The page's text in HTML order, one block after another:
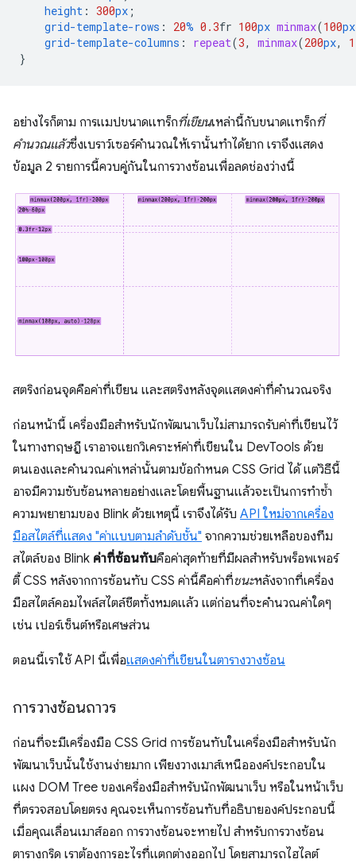
height : 300px ;
grid-template-rows : 20% 0.3fr 100px minmax(100px
grid-template-columns : repeat(3, minmax(200px, 1
}
อย่างไรก็ตาม การแมปขนาดแทร็กที่เขียนเหล่านี้กับขนาดแทร็กที่
คำนวณแล้วซึ่งเบราว์เซอร์คำนวณให้เรานั้นทำได้ยาก เราจึงแสดง
ข้อมูล 2 รายการนี้ควบคู่กันในการวางซ้อนเพื่อลดช่องว่างนี้
สตริงก่อนจุดคือค่าที่เขียน และสตริงหลังจุดแสดงค่าที่คำนวณจริง
ก่อนหน้านี้ เครื่องมือสำหรับนักพัฒนาเว็บไม่สามารถรับค่าที่เขียนไว้
ในทางทฤษฎี เราอาจแยกวิเคราะห์ค่าที่เขียนใน DevTools ด้วย
ตนเองและคำนวณค่าเหล่านั้นตามข้อกำหนด CSS Grid ได้ แต่วิธีนี้
อาจมีความซับซ้อนหลายอย่างและโดยพื้นฐานแล้วจะเป็นการทําซ้ำ
ความพยายามของ Blink ด้วยเหตุนี้ เราจึงได้รับ API ใหม่จากเครื่อง
มือสไตล์ที่แสดง "ค่าแบบตามลำดับชั้น" จากความช่วยเหลือของทีม
สไตล์ของ Blink ค่าที่ซ้อนทับคือค่าสุดท้ายที่มีผลสำหรับพร็อพเพอร์
ตี้ CSS หลังจากการซ้อนทับ CSS ค่านี้คือค่าที่ชนะหลังจากที่เครื่อง
มือสไตล์คอมไพล์สไตล์ชีตทั้งหมดแล้ว แต่ก่อนที่จะคำนวณค่าใดๆ
เช่น เปอร์เซ็นต์หรือเศษส่วน
ตอนนี้เราใช้ API นี้เพื่อแสดงค่าที่เขียนในตารางวางซ้อน
การวางซ้อนถาวร
ก่อนที่จะมีเครื่องมือ CSS Grid การซ้อนทับในเครื่องมือสำหรับนัก
พัฒนาเว็บนั้นใช้งานง่ายมาก เพียงวางเมาส์เหนือองค์ประกอบใน
แผง DOM Tree ของเครื่องมือสำหรับนักพัฒนาเว็บ หรือในหน้าเว็บ
ที่ตรวจสอบโดยตรง คุณจะเห็นการซ้อนทับที่อธิบายองค์ประกอบนี้
เมื่อคุณเลื่อนเมาส์ออก การวางซ้อนจะหายไป สำหรับการวางซ้อน
ตารางกริด เราต้องการอะไรที่แตกต่างออกไป โดยสามารถไฮไลต์